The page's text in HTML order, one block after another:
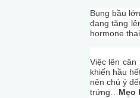
Bụng bầu
đang tăng
hormone
Việc lên cân
khiến hầu
nên chú ý
trứng…Mẹo